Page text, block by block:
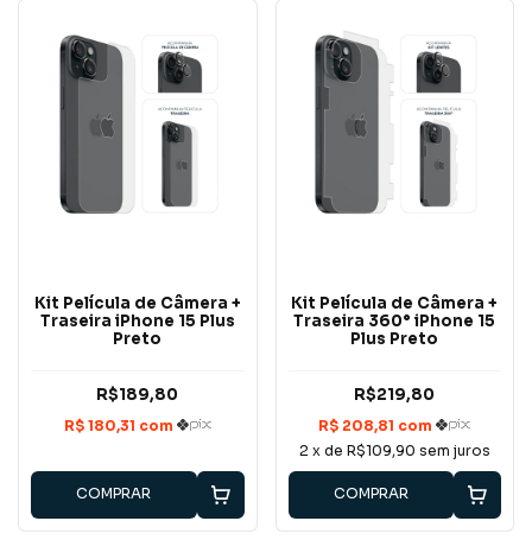
Kit Película de Câmera +
Traseira iPhone 15 Plus
Preto
R$189,80
COMPRAR
Kit Película de Câmera +
Traseira 360° iPhone 15
Plus Preto
R$219,80
2 x de R$109,90 sem juros
COMPRAR